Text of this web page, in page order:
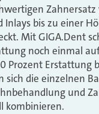
Inlays bis zu einer
Mit GIGA.Dent
noch einmal
Prozent Erstattung
sich die einzelnen
und
kombinieren.